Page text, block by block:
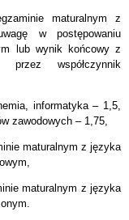
maturalnym z
w postępowaniu
lub wynik końcowy z
przez współczynnik
informatyka – 1,5,
zawodowych – 1,75,
maturalnym z języka
maturalnym z języka